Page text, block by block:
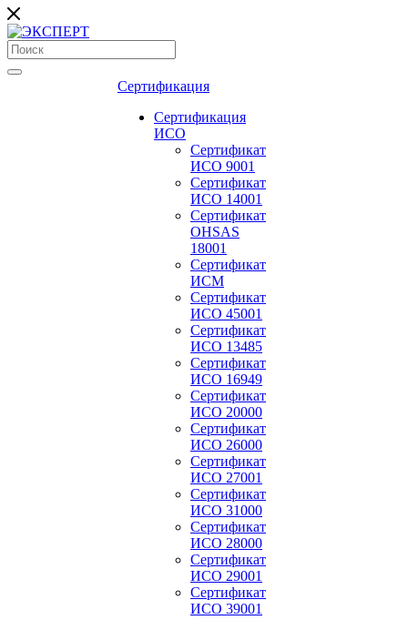
Сертификация
Сертификация
ИСО
Сертификат
ИСО 9001
Сертификат
ИСО 14001
Сертификат
OHSAS
18001
Сертификат
ИСМ
Сертификат
ИСО 45001
Сертификат
ИСО 13485
Сертификат
ИСО 16949
Сертификат
ИСО 20000
Сертификат
ИСО 26000
Сертификат
ИСО 27001
Сертификат
ИСО 31000
Сертификат
ИСО 28000
Сертификат
ИСО 29001
Сертификат
ИСО 39001